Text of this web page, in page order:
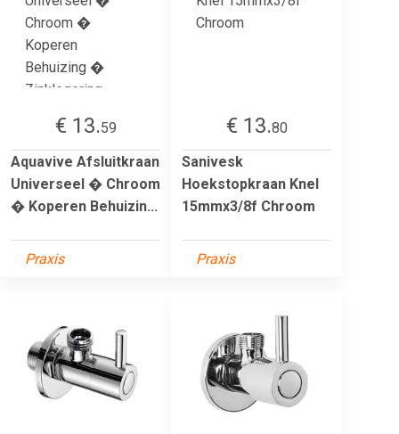
€ 13.59
Aquavive Afsluitkraan
Universeel � Chroom
� Koperen Behuizin...
Praxis
€ 13.80
Sanivesk
Hoekstopkraan Knel
15mmx3/8f Chroom
Praxis